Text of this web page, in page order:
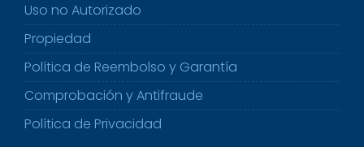
Uso no Autorizado
Propiedad
Política de Reembolso y Garantía
Comprobación y Antifraude
Política de Privacidad